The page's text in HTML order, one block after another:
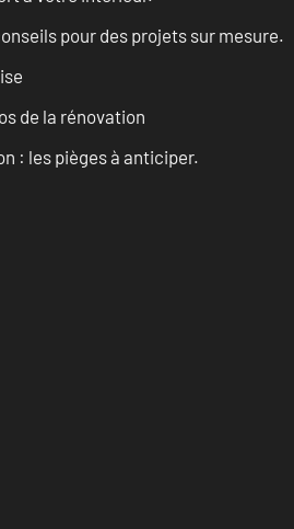
pour des projets sur mesure.
de la rénovation
: les pièges à anticiper.